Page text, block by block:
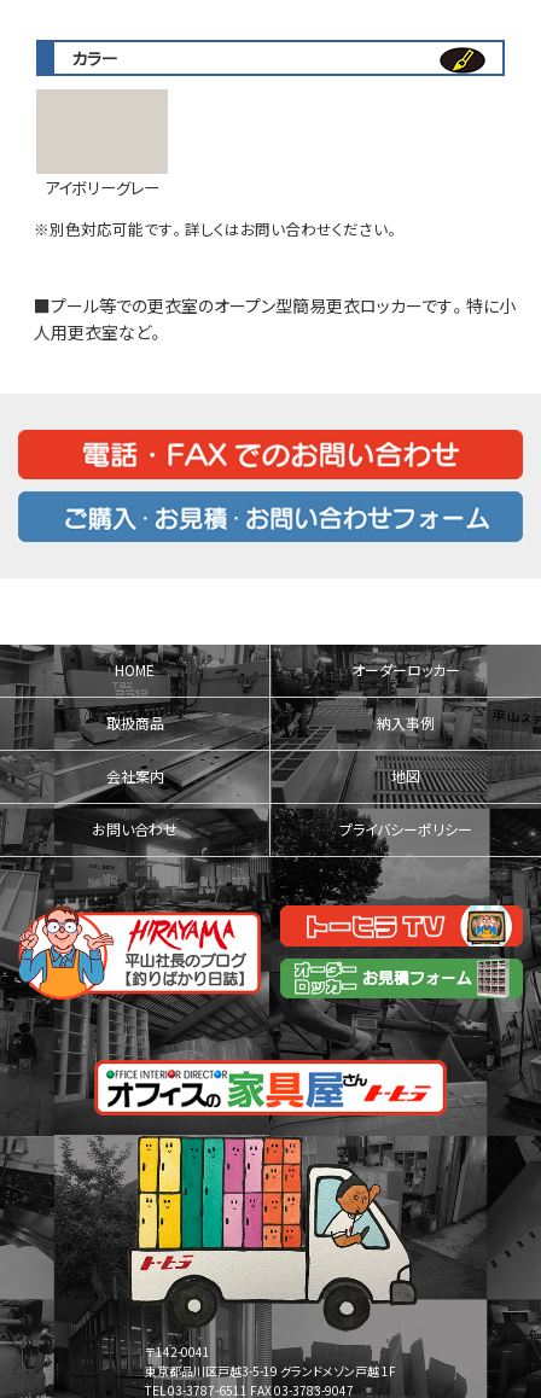
カラー
アイボリーグレー
※別色対応可能です。詳しくはお問い合わせください。
■プール等での更衣室のオープン型簡易更衣ロッカーです。特に小
人用更衣室など。
HOME オーダーロッカー
取扱商品 納入事例
会社案内 地図
お問い合わせ プライバシーポリシー
〒142-0041
東京都品川区戸越3-5-19 グランドメゾン戸越 1F
TEL 03-3787-6511 FAX 03-3783-9047